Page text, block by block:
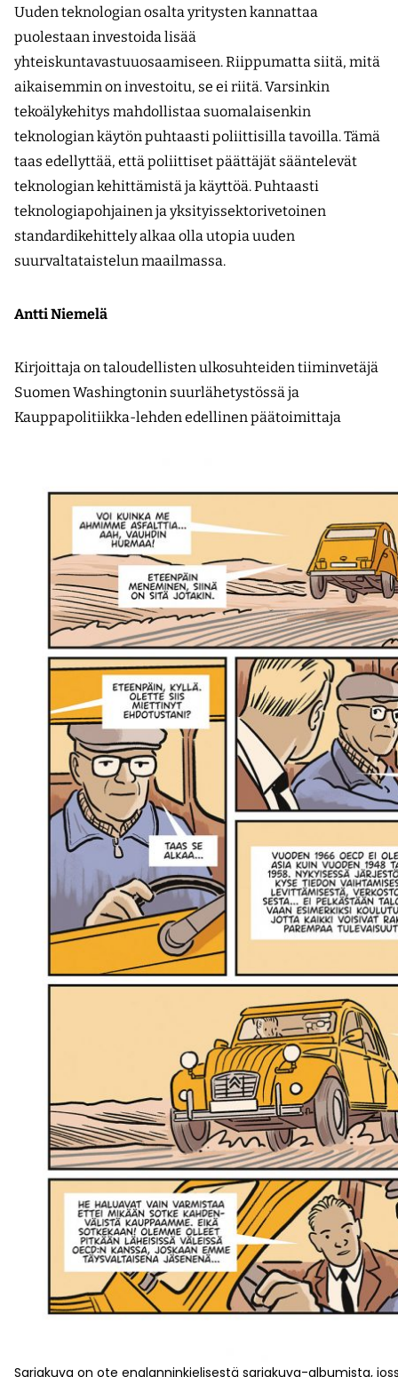
Uuden teknologian osalta yritysten kannattaa
puolestaan investoida lisää
yhteiskuntavastuuosaamiseen. Riippumatta siitä, mitä
aikaisemmin on investoitu, se ei riitä. Varsinkin
tekoälykehitys mahdollistaa suomalaisenkin
teknologian käytön puhtaasti poliittisilla tavoilla. Tämä
taas edellyttää, että poliittiset päättäjät sääntelevät
teknologian kehittämistä ja käyttöä. Puhtaasti
teknologiapohjainen ja yksityissektorivetoinen
standardikehittely alkaa olla utopia uuden
suurvaltataistelun maailmassa.
Antti Niemelä
Kirjoittaja on taloudellisten ulkosuhteiden tiiminvetäjä
Suomen Washingtonin suurlähetystössä ja
Kauppapolitiikka-lehden edellinen päätoimittaja
Sarjakuva on ote englanninkielisestä sarjakuva-albumista,